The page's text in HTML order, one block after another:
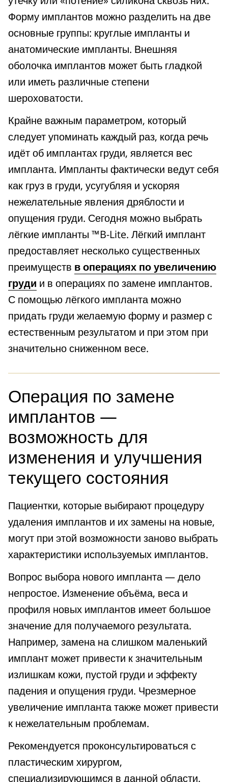
Форму имплантов можно разделить на две
основные группы: круглые импланты и
анатомические импланты. Внешняя
оболочка имплантов может быть гладкой
или иметь различные степени
шероховатости.
Крайне важным параметром, который
следует упоминать каждый раз, когда речь
идёт об имплантах груди, является вес
импланта. Импланты фактически ведут себя
как груз в груди, усугубляя и ускоряя
нежелательные явления дряблости и
опущения груди. Сегодня можно выбрать
лёгкие импланты ™B-Lite. Лёгкий имплант
предоставляет несколько существенных
преимуществ в операциях по увеличению
груди и в операциях по замене имплантов.
С помощью лёгкого импланта можно
придать груди желаемую форму и размер с
естественным результатом и при этом при
значительно сниженном весе.
Операция по замене
имплантов —
возможность для
изменения и улучшения
текущего состояния
Пациентки, которые выбирают процедуру
удаления имплантов и их замены на новые,
могут при этой возможности заново выбрать
характеристики используемых имплантов.
Вопрос выбора нового импланта — дело
непростое. Изменение объёма, веса и
профиля новых имплантов имеет большое
значение для получаемого результата.
Например, замена на слишком маленький
имплант может привести к значительным
излишкам кожи, пустой груди и эффекту
падения и опущения груди. Чрезмерное
увеличение импланта также может привести
к нежелательным проблемам.
Рекомендуется проконсультироваться с
пластическим хирургом,
специализирующимся в данной области.